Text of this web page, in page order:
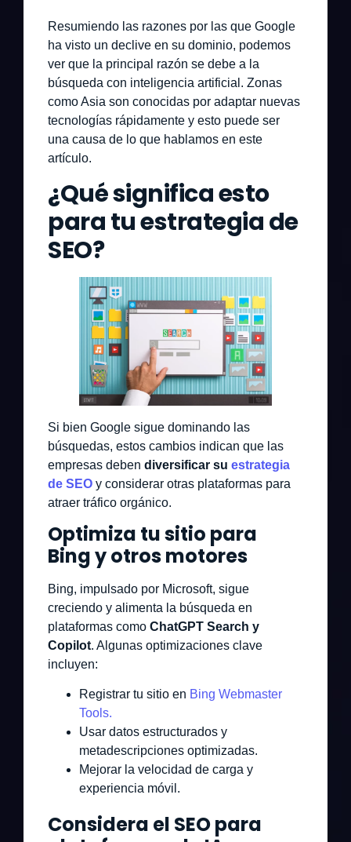
Resumiendo las razones por las que Google
ha visto un declive en su dominio, podemos
ver que la principal razón se debe a la
búsqueda con inteligencia artificial. Zonas
como Asia son conocidas por adaptar nuevas
tecnologías rápidamente y esto puede ser
una causa de lo que hablamos en este
artículo.
¿Qué significa esto
para tu estrategia de
SEO?
Si bien Google sigue dominando las
búsquedas, estos cambios indican que las
empresas deben diversificar su estrategia
de SEO y considerar otras plataformas para
atraer tráfico orgánico.
Optimiza tu sitio para
Bing y otros motores
Bing, impulsado por Microsoft, sigue
creciendo y alimenta la búsqueda en
plataformas como ChatGPT Search y
Copilot. Algunas optimizaciones clave
incluyen:
Registrar tu sitio en Bing Webmaster
Tools.
Usar datos estructurados y
metadescripciones optimizadas.
Mejorar la velocidad de carga y
experiencia móvil.
Considera el SEO para